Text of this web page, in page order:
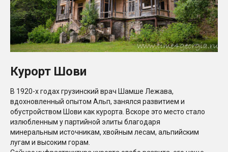
Курорт Шови
В 1920-х годах грузинский врач Шамше Лежава,
вдохновленный опытом Альп, занялся развитием и
обустройством Шови как курорта. Вскоре это место стало
излюбленным у партийной элиты благодаря
минеральным источникам, хвойным лесам, альпийским
лугам и высоким горам.